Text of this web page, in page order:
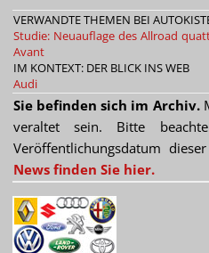
VERWANDTE THEMEN BEI
Studie: Neuauflage des Allroad
Avant
IM KONTEXT: DER BLICK INS WEB
Audi
Sie befinden sich im Archiv.
veraltet sein. Bitte
Veröffentlichungsdatum
News finden Sie hier.